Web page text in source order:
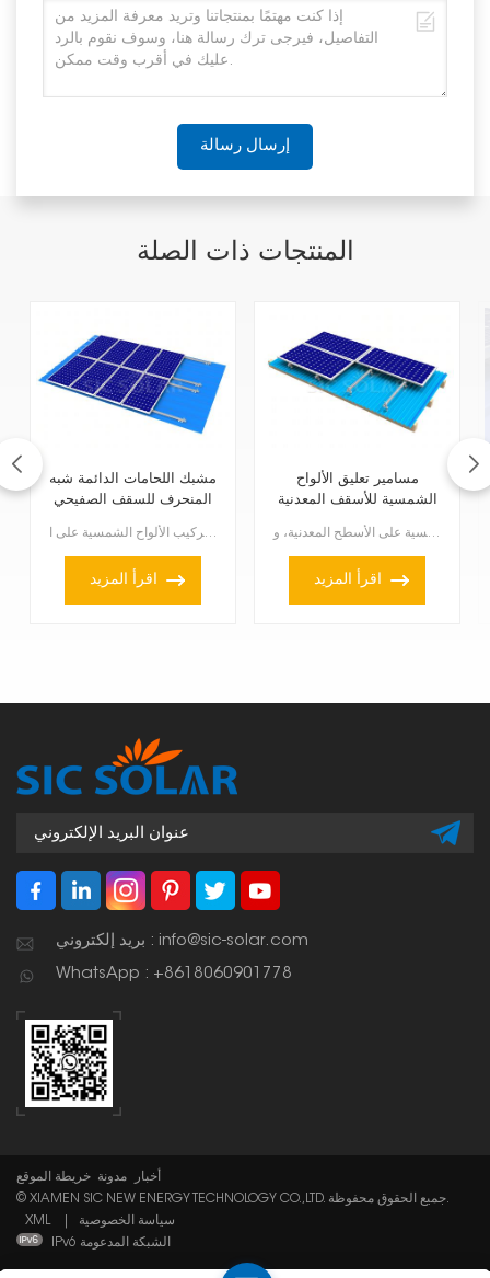
إرسال رسالة
المنتجات ذات الصلة
مشبك اللحامات الدائمة شبه
المنحرف للسقف الصفيحي
مشبك اللحامات شبه المنحرفة للأسقف الصفيحية هو أحد حلول التركيب المتخصصة لتركيب الألواح الشمسية على ا...
اقرأ المزيد
مسامير تعليق الألواح
الشمسية للأسقف المعدنية
تُستخدم مسامير تعليق الألواح الشمسية للأسقف المعدنية في تركيب الألواح الشمسية على الأسطح المعدنية، و...
اقرأ المزيد
بريد إلكتروني : info@sic-solar.com
WhatsApp : +8618060901778
خريطة الموقع مدونة
أخبار
© XIAMEN SIC NEW ENERGY TECHNOLOGY CO.,LTD. جميع الحقوق محفوظة.
XML
سياسة الخصوصية
IPv6 الشبكة المدعومة